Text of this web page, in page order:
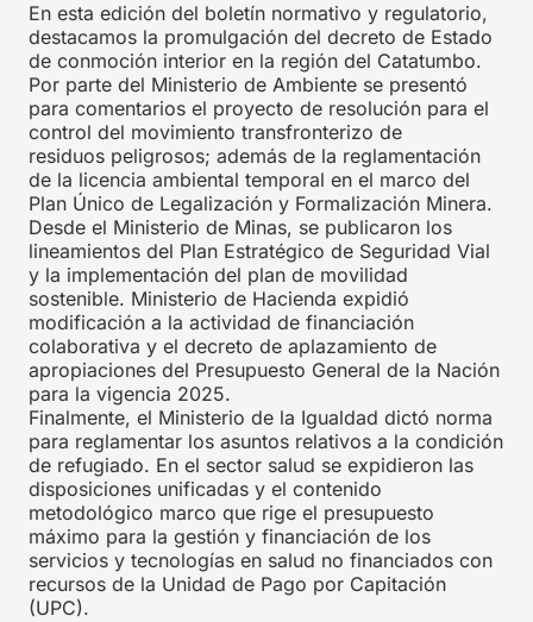
En esta edición del boletín normativo y regulatorio,
destacamos la promulgación del decreto de Estado
de conmoción interior en la región del Catatumbo.
Por parte del Ministerio de Ambiente se presentó
para comentarios el proyecto de resolución para el
control del movimiento transfronterizo de
residuos peligrosos; además de la reglamentación
de la licencia ambiental temporal en el marco del
Plan Único de Legalización y Formalización Minera.
Desde el Ministerio de Minas, se publicaron los
lineamientos del Plan Estratégico de Seguridad Vial
y la implementación del plan de movilidad
sostenible. Ministerio de Hacienda expidió
modificación a la actividad de financiación
colaborativa y el decreto de aplazamiento de
apropiaciones del Presupuesto General de la Nación
para la vigencia 2025.
Finalmente, el Ministerio de la Igualdad dictó norma
para reglamentar los asuntos relativos a la condición
de refugiado. En el sector salud se expidieron las
disposiciones unificadas y el contenido
metodológico marco que rige el presupuesto
máximo para la gestión y financiación de los
servicios y tecnologías en salud no financiados con
recursos de la Unidad de Pago por Capitación
(UPC).